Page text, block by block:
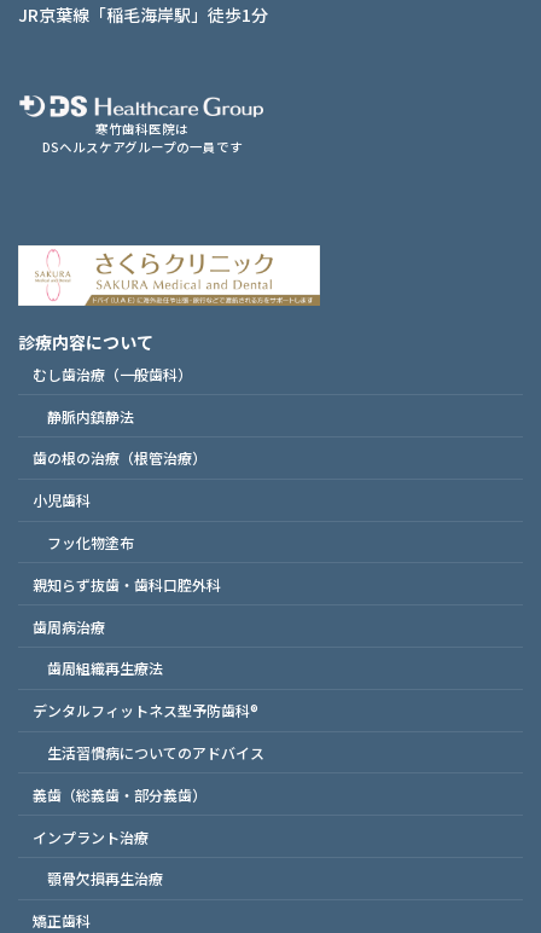
JR京葉線「稲毛海岸駅」徒歩1分
寒竹歯科医院は
DSヘルスケアグループの一員です
診療内容について
むし歯治療（一般歯科）
静脈内鎮静法
歯の根の治療（根管治療）
小児歯科
フッ化物塗布
親知らず抜歯・歯科口腔外科
歯周病治療
歯周組織再生療法
デンタルフィットネス型予防歯科®
生活習慣病についてのアドバイス
義歯（総義歯・部分義歯）
インプラント治療
顎骨欠損再生治療
矯正歯科